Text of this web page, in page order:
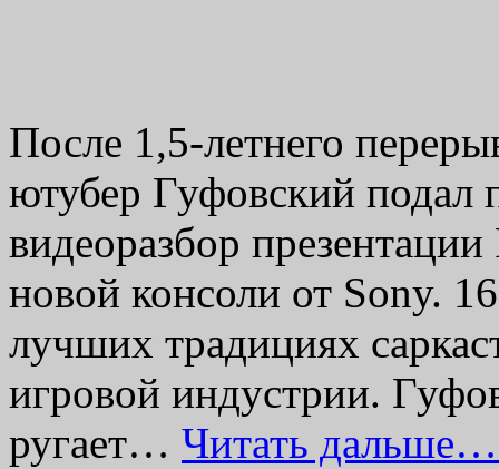
После 1,5-летнего
ютубер Гуфовский подал
видеоразбор
новой консоли от Sony.
лучших традициях
игровой индустрии.
ругает… Читать